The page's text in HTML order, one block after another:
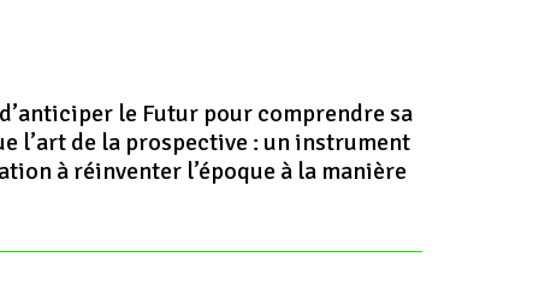
le Futur pour comprendre sa
l’art de la prospective : un instrument
à réinventer l’époque à la manière